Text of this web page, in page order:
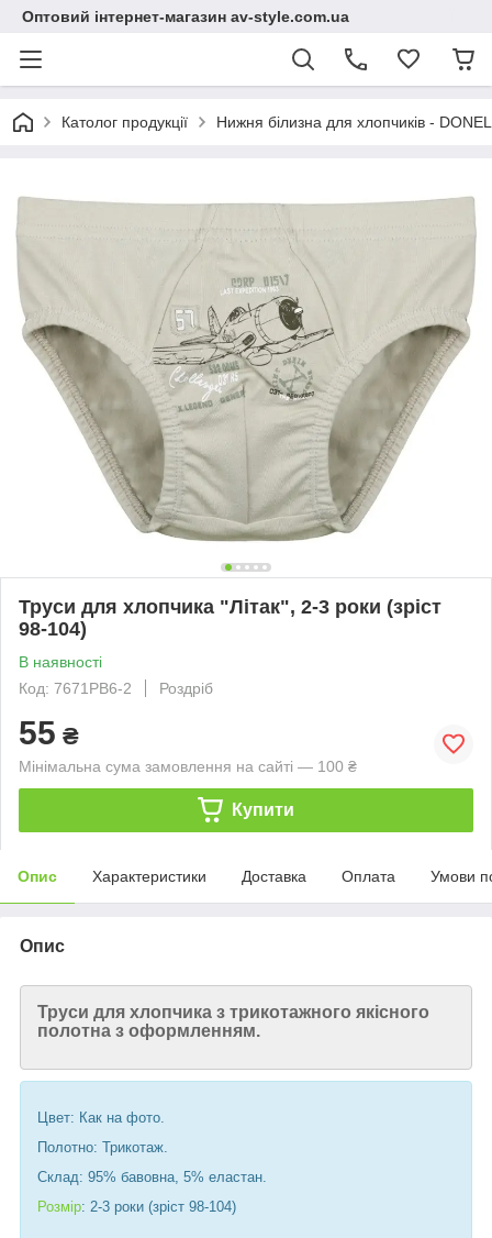
Оптовий інтернет-магазин av-style.com.ua
Католог продукції Нижня білизна для хлопчиків -
Труси для хлопчика "Літак", 2-3 роки (зріст
98-104)
В наявності
Код: 7671PB6-2
Роздріб
55 ₴
Мінімальна сума замовлення на сайті — 100 ₴
Купити
Опис Характеристики Доставка Оплата Умови
Опис
Труси для хлопчика з трикотажного якісного
полотна з оформленням.
Цвет: Как на фото.
Полотно: Трикотаж.
Склад: 95% бавовна, 5% еластан.
Розмір: 2-3 роки (зріст 98-104)